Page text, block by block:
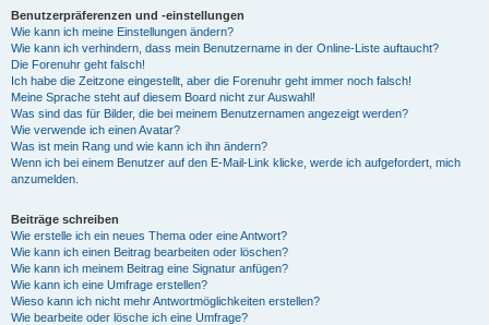
Benutzerpräferenzen und -einstellungen
Wie kann ich meine Einstellungen ändern?
Wie kann ich verhindern, dass mein Benutzername in der Online-Liste auftaucht?
Die Forenuhr geht falsch!
Ich habe die Zeitzone eingestellt, aber die Forenuhr geht immer noch falsch!
Meine Sprache steht auf diesem Board nicht zur Auswahl!
Was sind das für Bilder, die bei meinem Benutzernamen angezeigt werden?
Wie verwende ich einen Avatar?
Was ist mein Rang und wie kann ich ihn ändern?
Wenn ich bei einem Benutzer auf den E-Mail-Link klicke, werde ich aufgefordert, mich
anzumelden.
Beiträge schreiben
Wie erstelle ich ein neues Thema oder eine Antwort?
Wie kann ich einen Beitrag bearbeiten oder löschen?
Wie kann ich meinem Beitrag eine Signatur anfügen?
Wie kann ich eine Umfrage erstellen?
Wieso kann ich nicht mehr Antwortmöglichkeiten erstellen?
Wie bearbeite oder lösche ich eine Umfrage?